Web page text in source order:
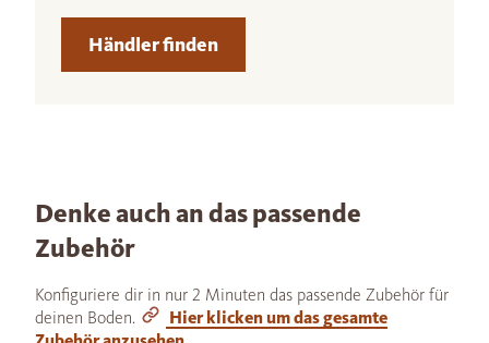
Händler finden
Denke auch an das passende
Zubehör
Konfiguriere dir in nur 2 Minuten das passende Zubehör für
deinen Boden.
Hier klicken um das gesamte